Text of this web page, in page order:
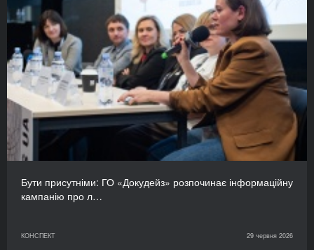
Бути присутніми: ГО «Докудейз» розпочинає інформаційну
кампанію про л…
КОНСПЕКТ 29 червня 2026